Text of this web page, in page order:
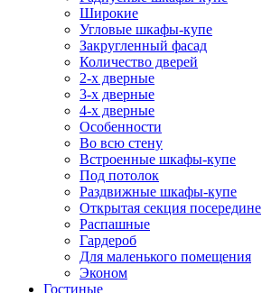
Широкие
Угловые шкафы-купе
Закругленный фасад
Количество дверей
2-х дверные
3-х дверные
4-х дверные
Особенности
Во всю стену
Встроенные шкафы-купе
Под потолок
Раздвижные шкафы-купе
Открытая секция посередине
Распашные
Гардероб
Для маленького помещения
Эконом
Гостиные